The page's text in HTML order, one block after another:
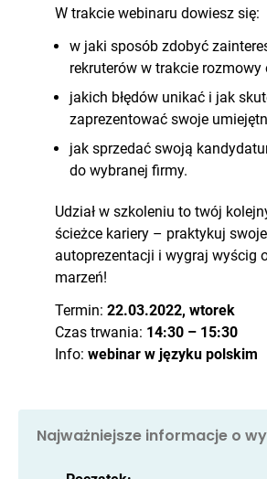
W trakcie webinaru dowiesz się:
w jaki sposób zdobyć
rekruterów w trakcie rozmowy
jakich błędów unikać i jak
zaprezentować swoje
jak sprzedać swoją
do wybranej firmy.
Udział w szkoleniu to twój
ścieżce kariery – praktykuj
autoprezentacji i wygraj wyścig
marzeń!
Termin: 22.03.2022, wtorek
Czas trwania: 14:30 – 15:30
Info: webinar w języku polskim
Najważniejsze informacje o